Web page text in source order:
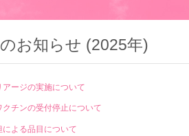
お知らせ (2025年)
アージの実施について
クチンの受付停止について
による品目について